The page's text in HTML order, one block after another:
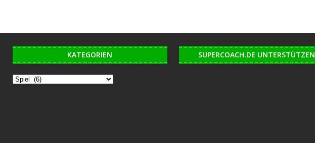
KATEGORIEN SUPERCOACH.DE UNTERSTÜTZEN